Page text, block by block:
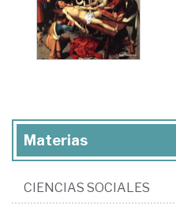
Materias
CIENCIAS SOCIALES